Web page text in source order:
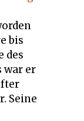
bis
des
war er
Seine